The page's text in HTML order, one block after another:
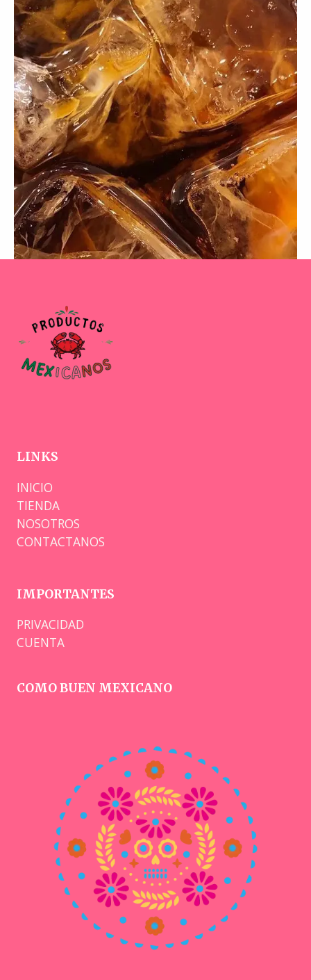
LINKS
INICIO
TIENDA
NOSOTROS
CONTACTANOS
IMPORTANTES
PRIVACIDAD
CUENTA
COMO BUEN MEXICANO